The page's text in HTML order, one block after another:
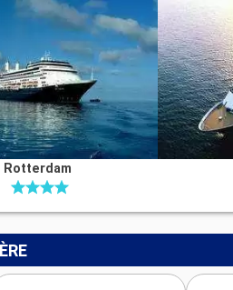
Rotterdam